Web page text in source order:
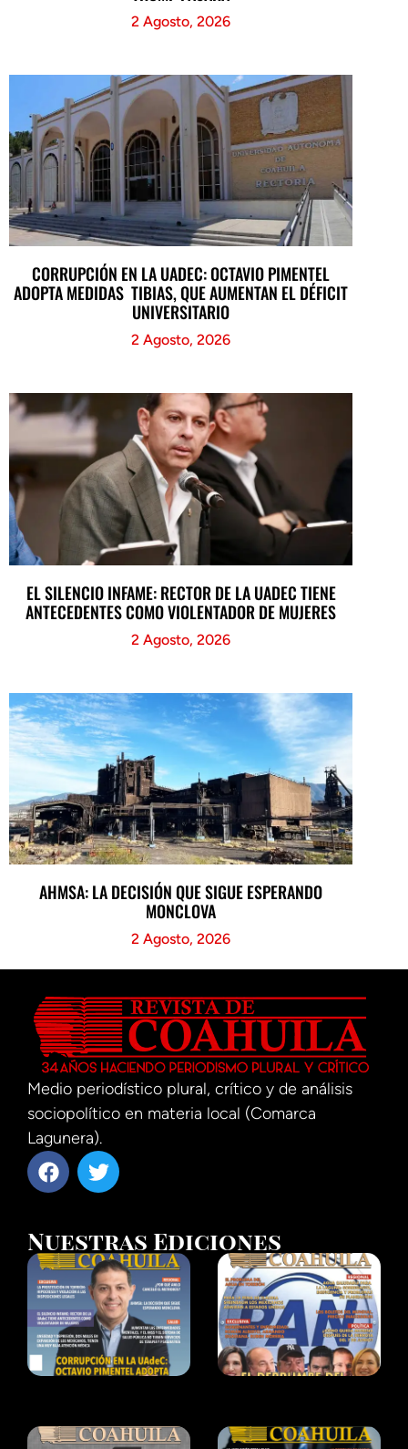
2 Agosto, 2026
CORRUPCIÓN EN LA UADEC: OCTAVIO PIMENTEL
ADOPTA MEDIDAS TIBIAS, QUE AUMENTAN EL DÉFICIT
UNIVERSITARIO
2 Agosto, 2026
EL SILENCIO INFAME: RECTOR DE LA UADEC TIENE
ANTECEDENTES COMO VIOLENTADOR DE MUJERES
2 Agosto, 2026
AHMSA: LA DECISIÓN QUE SIGUE ESPERANDO
MONCLOVA
2 Agosto, 2026
Medio periodístico plural, crítico y de análisis
sociopolítico en materia local (Comarca
Lagunera).
Nuestras Ediciones